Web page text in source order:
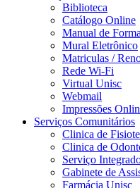
Biblioteca
Catálogo Online
Manual de
Mural Eletrônico
Matriculas /
Rede Wi-Fi
Virtual Unisc
Webmail
Impressões
Serviços Comunitários
Clinica de
Clinica de
Serviço
Gabinete de
Farmácia Unisc